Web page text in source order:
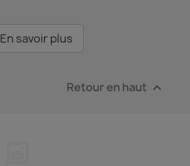
En savoir plus
Retour en haut 